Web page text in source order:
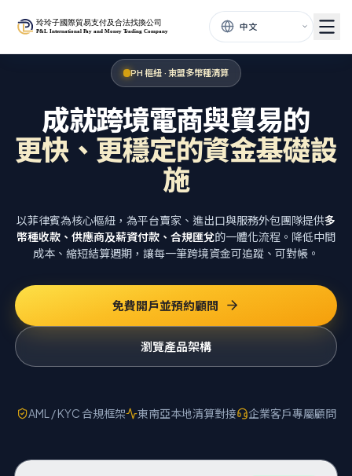
PH 樞紐 · 東盟多幣種清算
成就跨境電商與貿易的
更快、更穩定的資金基礎設
施
以菲律賓為核心樞紐，為平台賣家、進出口與服務外包團隊提供多
幣種收款、供應商及薪資付款、合規匯兌的一體化流程。降低中間
成本、縮短結算週期，讓每一筆跨境資金可追蹤、可對帳。
免費開戶並預約顧問
瀏覽產品架構
AML / KYC 合規框架 東南亞本地清算對接 企業客戶專屬顧問